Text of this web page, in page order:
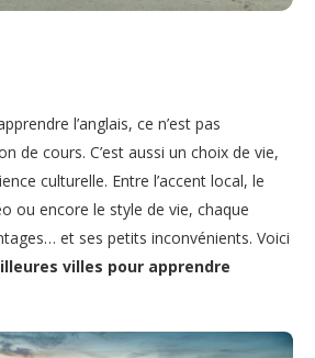
l’anglais, ce n’est pas
de cours. C’est aussi un choix de vie,
culturelle. Entre l’accent local, le
ou encore le style de vie, chaque
et ses petits inconvénients. Voici
villes pour apprendre